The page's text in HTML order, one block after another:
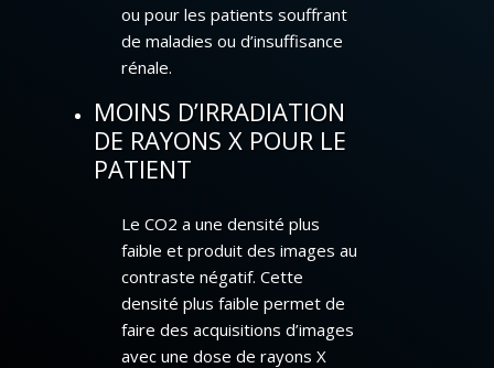
ou pour les patients souffrant
de maladies ou d’insuffisance
rénale.
MOINS D’IRRADIATION
DE RAYONS X POUR LE
PATIENT
Le CO2 a une densité plus
faible et produit des images au
contraste négatif. Cette
densité plus faible permet de
faire des acquisitions d’images
avec une dose de rayons X